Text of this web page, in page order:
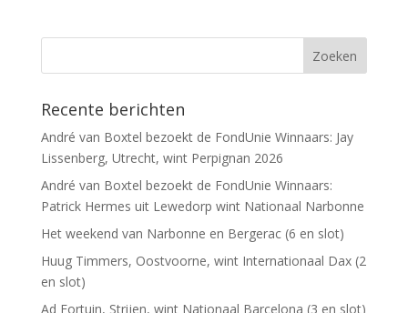
Recente berichten
André van Boxtel bezoekt de FondUnie Winnaars: Jay
Lissenberg, Utrecht, wint Perpignan 2026
André van Boxtel bezoekt de FondUnie Winnaars:
Patrick Hermes uit Lewedorp wint Nationaal Narbonne
Het weekend van Narbonne en Bergerac (6 en slot)
Huug Timmers, Oostvoorne, wint Internationaal Dax (2
en slot)
Ad Fortuin, Strijen, wint Nationaal Barcelona (3 en slot)